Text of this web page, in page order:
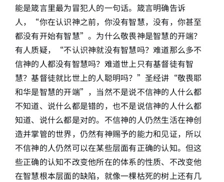
能是箴言里最为冒犯人的一句话。箴言明确告诉
人，“你在认识神之前，你没有智慧，没有，你甚至
都没有开始有智慧”。为什么敬畏神是智慧的开端？
有人质疑，“不认识神就没有智慧吗？难道那么多不
信神的人都没有智慧吗？难道世上只有基督徒有智
慧？基督徒就比世上的人聪明吗？”圣经讲“敬畏耶
和华是智慧的开端”，当然不是说不信神的人什么都
不知道、说什么都是错的，也不是说信神的人什么都
知道、说什么都是对的。不信神的人仍然生活在神创
造并掌管的世界，仍然有神赐予的能力和见证，所以
不信神的人仍然可以在某些层面有正确的认知。但这
些正确的认知不改变他所在的体系的性质、不改变他
在智慧根本层面的缺陷，就像一棵枯死的树上还有几